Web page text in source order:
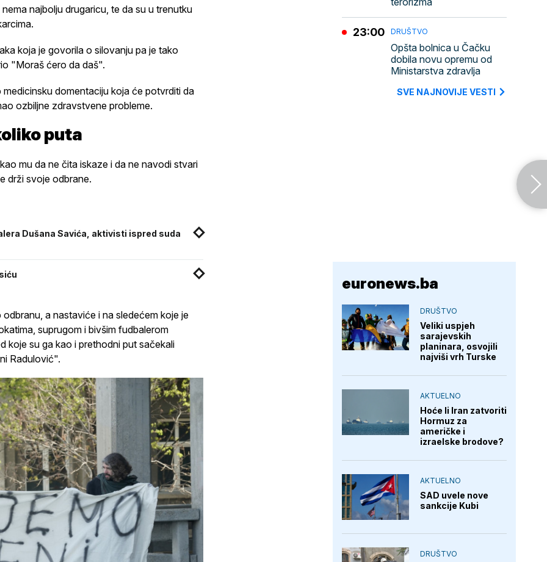
najbolju drugaricu, te da su u trenutku
koja je govorila o silovanju pa je tako
"Moraš ćero da daš".
medicinsku domentaciju koja će potvrditi da
ozbiljne zdravstvene probleme.
puta
mu da ne čita iskaze i da ne navodi stvari
drži svoje odbrane.
Dušana Savića, aktivisti ispred suda
a nastaviće i na sledećem koje je
suprugom i bivšim fudbalerom
koje su ga kao i prethodni put sačekali
Radulović".
DRUŠTVO
Opšta bolnica u Čačku
dobila novu opremu od
Ministarstva zdravlja
23:00
SVE NAJNOVIJE VESTI
euronews.ba
DRUŠTVO
Veliki uspjeh
sarajevskih
planinara, osvojili
najviši vrh Turske
AKTUELNO
Hoće li Iran zatvoriti
Hormuz za
američke i
izraelske brodove?
AKTUELNO
SAD uvele nove
sankcije Kubi
DRUŠTVO